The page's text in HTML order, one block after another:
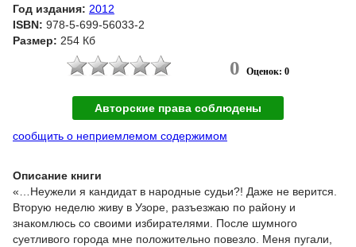
Год издания: 2012
ISBN: 978-5-699-56033-2
Размер: 254 Кб
0 Оценок: 0
Авторские права соблюдены
сообщить о неприемлемом содержимом
Описание книги
«…Неужели я кандидат в народные судьи?! Даже не верится.
Вторую неделю живу в Узоре, разъезжаю по району и
знакомлюсь со своими избирателями. После шумного
суетливого города мне положительно повезло. Меня пугали,